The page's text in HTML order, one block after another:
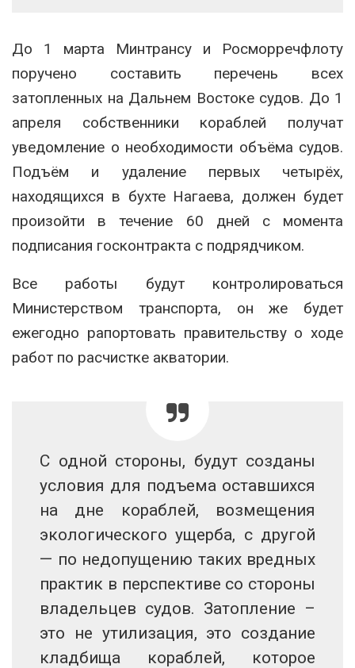
До 1 марта Минтрансу и Росморречфлоту
поручено составить перечень всех
затопленных на Дальнем Востоке судов. До 1
апреля собственники кораблей получат
уведомление о необходимости объёма судов.
Подъём и удаление первых четырёх,
находящихся в бухте Нагаева, должен будет
произойти в течение 60 дней с момента
подписания госконтракта с подрядчиком.
Все работы будут контролироваться
Министерством транспорта, он же будет
ежегодно рапортовать правительству о ходе
работ по расчистке акватории.
С одной стороны, будут созданы
условия для подъема оставшихся
на дне кораблей, возмещения
экологического ущерба, с другой
— по недопущению таких вредных
практик в перспективе со стороны
владельцев судов. Затопление –
это не утилизация, это создание
кладбища кораблей, которое